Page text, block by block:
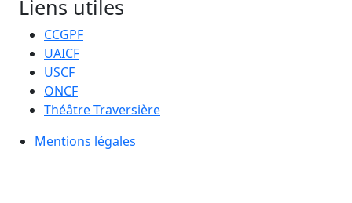
Liens utiles
CCGPF
UAICF
USCF
ONCF
Théâtre Traversière
Mentions légales